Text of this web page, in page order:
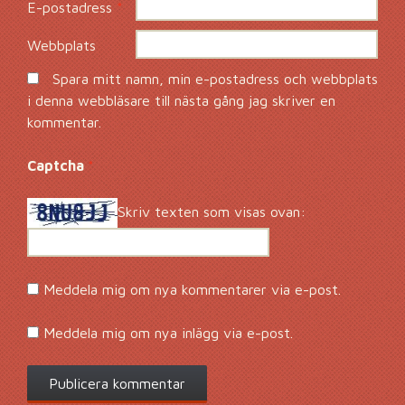
E-postadress *
Webbplats
Spara mitt namn, min e-postadress och webbplats
i denna webbläsare till nästa gång jag skriver en
kommentar.
Captcha *
Skriv texten som visas ovan:
Meddela mig om nya kommentarer via e-post.
Meddela mig om nya inlägg via e-post.